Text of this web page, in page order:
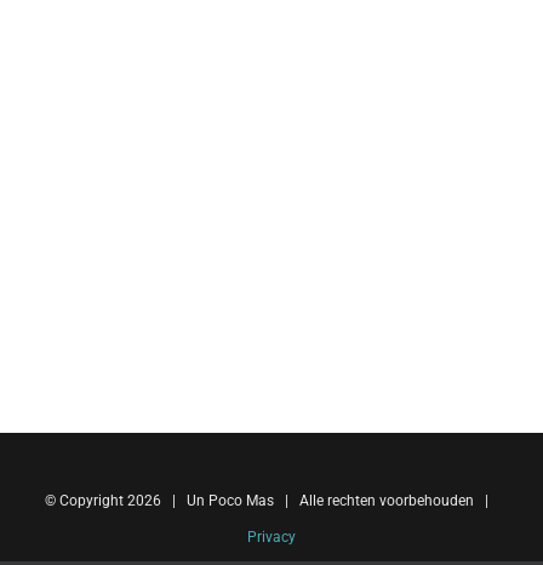
© Copyright 2026 | Un Poco Mas | Alle rechten voorbehouden |
Privacy